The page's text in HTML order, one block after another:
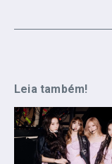
Leia também!